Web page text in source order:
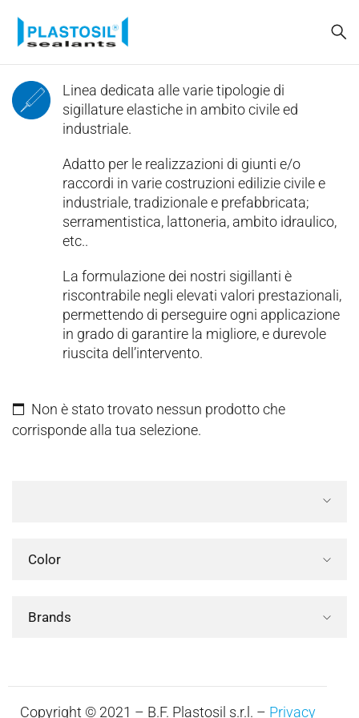
Linea dedicata alle varie tipologie di
sigillature elastiche in ambito civile ed
industriale.
Adatto per le realizzazioni di giunti e/o
raccordi in varie costruzioni edilizie civile e
industriale, tradizionale e prefabbricata;
serramentistica, lattoneria, ambito idraulico,
etc..
La formulazione dei nostri sigillanti è
riscontrabile negli elevati valori prestazionali,
permettendo di perseguire ogni applicazione
in grado di garantire la migliore, e durevole
riuscita dell’intervento.
Non è stato trovato nessun prodotto che
corrisponde alla tua selezione.
Color
Brands
Copyright © 2021 – B.F. Plastosil s.r.l. – Privacy